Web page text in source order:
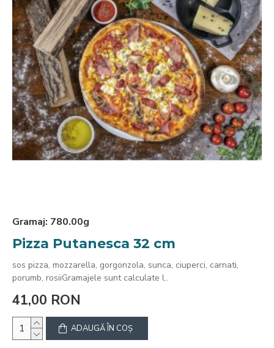
Gramaj: 780.00g
Pizza Putanesca 32 cm
sos pizza, mozzarella, gorgonzola, sunca, ciuperci, carnati,
porumb, rosiiGramajele sunt calculate l..
41,00 RON
ADAUGĂ ÎN COŞ